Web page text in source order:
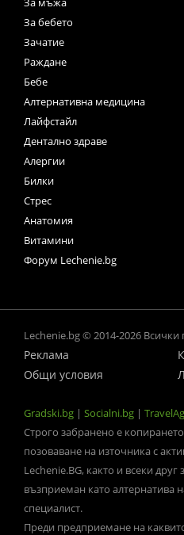
За бебето
Зачатие
Раждане
Бебе
Алтернативна медицина
Лайфстайл
Дентално здраве
Алергии
Билки
Стрес
Анатомия
Витамини
Форум Lechenie.bg
Lechenie.bg © 2014-2026 Всички
Реклама
Общи условия
Gradski.bg | Socialni.bg |
Строго забранено е
позоваване на източника с
Lechenie.BG, както и всеки
възприеман като алтернатива
специалист.
Преди предприемане на